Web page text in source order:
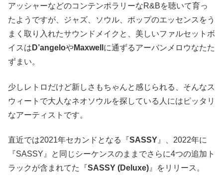
アッシャーなどのコンテンポラリーなR&Bを聴いて育っ
たようですが、ジャズ、ソウル、ポップのエッセンスをう
まく取り入れたサウンドメイクと、美しいファルセットボ
イスは D’angeloやMaxwell に通ずるアーバンメロウなたた
ずまい。
少しレトロだけど新しさもちゃんと感じられる、そんなス
ウィートで大人なネオソウルを探している人にはピッタリ
なアーティストです。
直近では2021年セカンドとなる『SASSY 』、2022年に
『SASSY』と同じシーケンスのままでさらに4つの追加ト
ラックが含まれてた『SASSY (Deluxe) 』をリリース。